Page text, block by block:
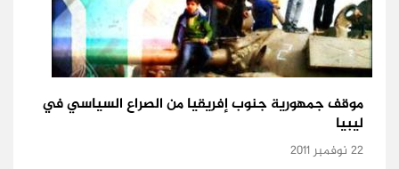
موقف جمهورية جنوب إفريقيا من الصراع السياسي في
ليبيا
22 نوفمبر 2011